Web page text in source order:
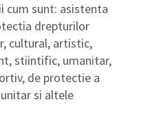
cum sunt: asistenta
drepturilor
cultural, artistic,
stiintific, umanitar,
de protectie a
si altele